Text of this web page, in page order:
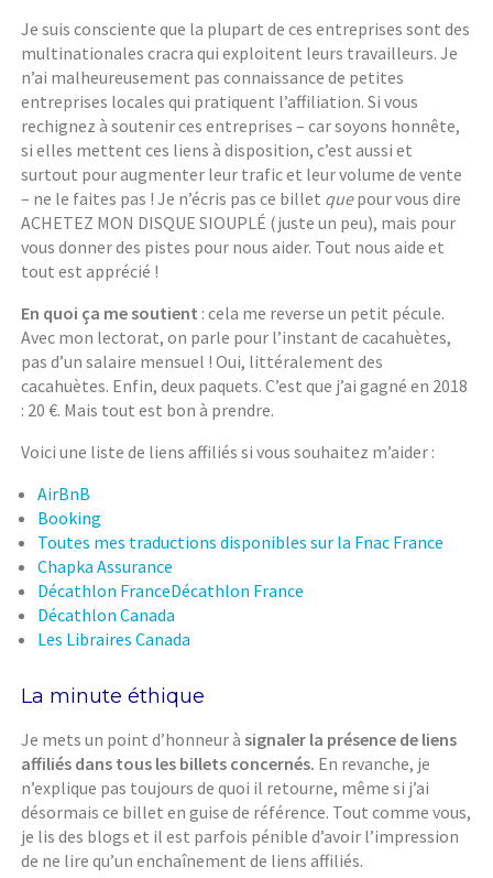
Je suis consciente que la plupart de ces entreprises sont des
multinationales cracra qui exploitent leurs travailleurs. Je
n’ai malheureusement pas connaissance de petites
entreprises locales qui pratiquent l’affiliation. Si vous
rechignez à soutenir ces entreprises – car soyons honnête,
si elles mettent ces liens à disposition, c’est aussi et
surtout pour augmenter leur trafic et leur volume de vente
– ne le faites pas ! Je n’écris pas ce billet quepour vous dire
ACHETEZ MON DISQUE SIOUPLÉ (juste un peu), mais pour
vous donner des pistes pour nous aider. Tout nous aide et
tout est apprécié !
En quoi ça me soutient : cela me reverse un petit pécule.
Avec mon lectorat, on parle pour l’instant de cacahuètes,
pas d’un salaire mensuel ! Oui, littéralement des
cacahuètes. Enfin, deux paquets. C’est que j’ai gagné en 2018
: 20 €. Mais tout est bon à prendre.
Voici une liste de liens affiliés si vous souhaitez m’aider :
AirBnB
Booking
Toutes mes traductions disponibles sur la Fnac France
Chapka Assurance
Décathlon FranceDécathlon France
Décathlon Canada
Les Libraires Canada
La minute éthique
Je mets un point d’honneur àsignaler la présence de liens
affiliés dans tous les billets concernés. En revanche, je
n’explique pas toujours de quoi il retourne, même si j’ai
désormais ce billet en guise de référence. Tout comme vous,
je lis des blogs et il est parfois pénible d’avoir l’impression
de ne lire qu’un enchaînement de liens affiliés.